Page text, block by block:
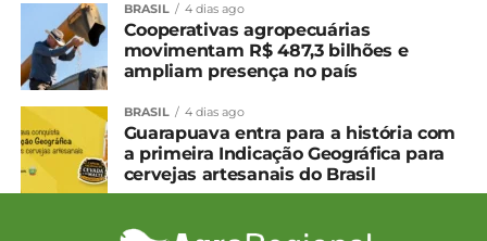
BRASIL 4 dias ago
Cooperativas agropecuárias
movimentam R$ 487,3 bilhões e
ampliam presença no país
BRASIL 4 dias ago
Guarapuava entra para a história com
a primeira Indicação Geográfica para
cervejas artesanais do Brasil